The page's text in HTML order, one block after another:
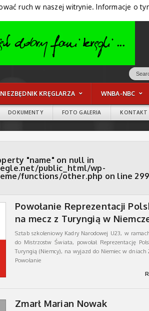
NIEZBĘDNIK KRĘGLARZA WNBA-NBC
DOKUMENTY FOTO GALERIA KONTAKT
"name" on null in
public_html/wp-
functions/other.php on line 299
Powołanie Reprezentacji
na mecz z Turyngią w
Sztab szkoleniowy Kadry Narodowej U23, w
do Mistrzostw Świata, powołał Reprezentację
Turyngią (Niemcy), na wyjazd do Niemiec w dniach
Powołanie
Zmarł Marian Nowak
ruch w naszej witrynie. Informacje o